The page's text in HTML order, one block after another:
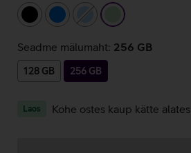
must
sininehelesinineheleroheline
Seadme mälumaht: 256 GB
128 GB 256 GB
Laos Kohe ostes kaup kätte alates